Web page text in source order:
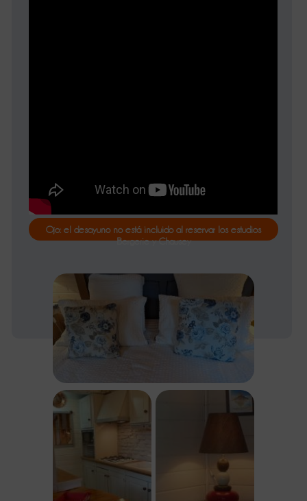
Ojo: el desayuno no está incluido al reservar los estudios
Bergerie y Chausey